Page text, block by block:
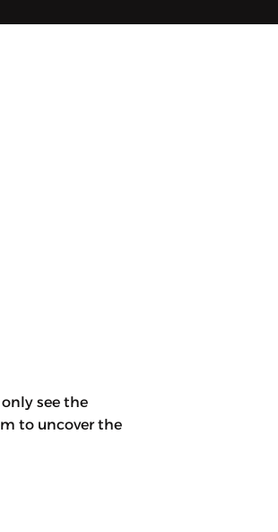
see the
to uncover the